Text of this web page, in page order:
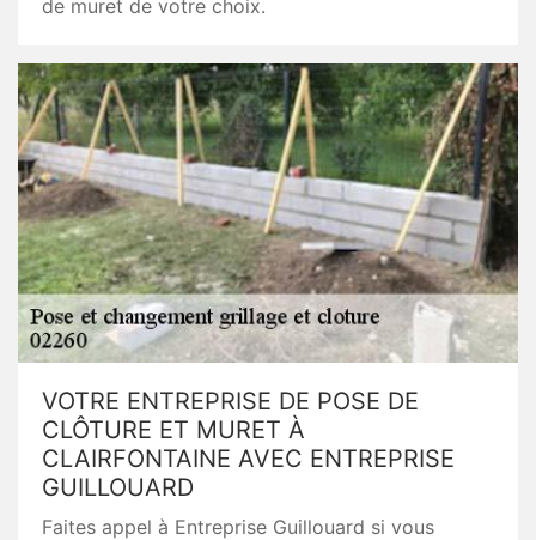
de muret de votre choix.
VOTRE ENTREPRISE DE POSE DE
CLÔTURE ET MURET À
CLAIRFONTAINE AVEC ENTREPRISE
GUILLOUARD
Faites appel à Entreprise Guillouard si vous